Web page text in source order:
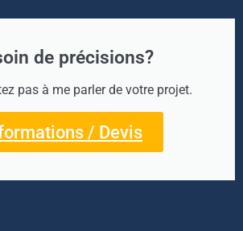
de précisions?
pas à me parler de votre projet.
/ Devis